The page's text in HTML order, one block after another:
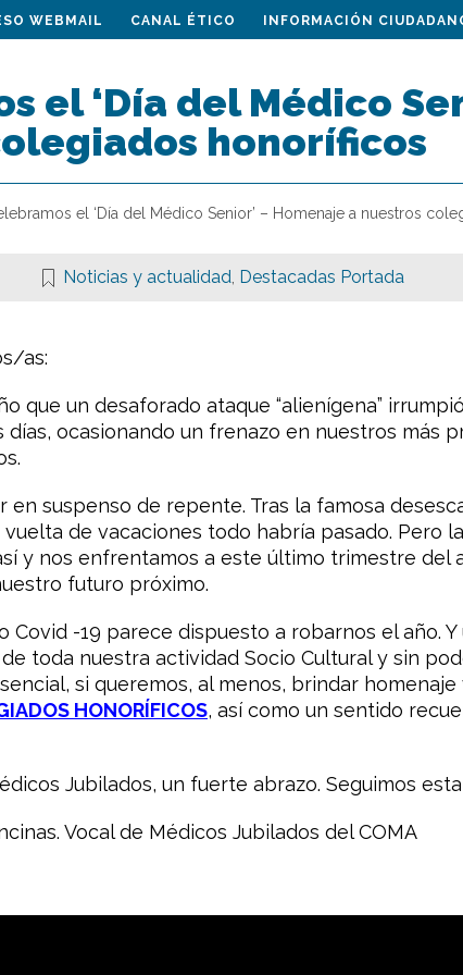
WEBMAIL CANAL ÉTICO INFORMACIÓN
el ‘Día del Médico
honoríficos
el ‘Día del Médico Senior’ – Homenaje a nuestros
Noticias y actualidad, Destacadas Portada
as:
que un desaforado ataque “alienígena”
días, ocasionando un frenazo en nuestros más
en suspenso de repente. Tras la famosa
de vacaciones todo habría pasado. Pero
y nos enfrentamos a este último trimestre
futuro próximo.
Covid -19 parece dispuesto a robarnos el año.
toda nuestra actividad Socio Cultural y sin
si queremos, al menos, brindar
HONORÍFICOS, así como un sentido
Jubilados, un fuerte abrazo. Seguimos
Vocal de Médicos Jubilados del COMA